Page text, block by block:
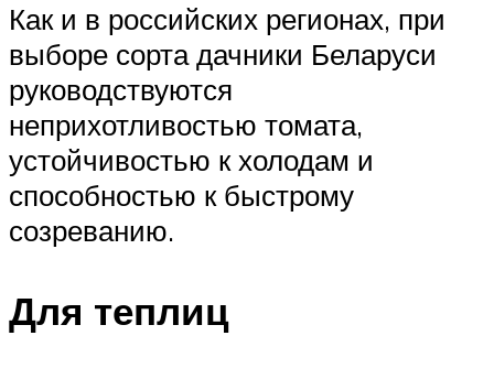
Как и в российских регионах, при
выборе сорта дачники Беларуси
руководствуются
неприхотливостью томата,
устойчивостью к холодам и
способностью к быстрому
созреванию.
Для теплиц